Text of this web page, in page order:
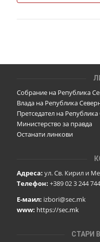
Собрание на Република
Влада на Република
Претседател на
Министерство за правда
Останати линкови
Адреса: ул. Св. Кирил и
Телефон: +389 02 3 244 744
Е-маил: izbori@sec.mk
www: https://sec.mk
СТАРИ